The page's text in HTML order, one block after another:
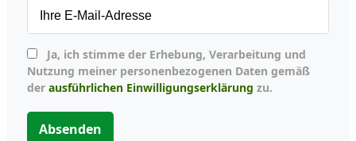
Nutzung meiner personenbezogenen Daten gemäß
der ausführlichen Einwilligungserklärung zu.
Absenden